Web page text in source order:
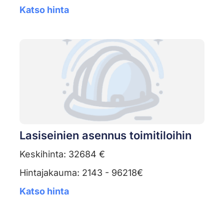
Katso hinta
Lasiseinien asennus toimitiloihin
Keskihinta: 32684 €
Hintajakauma: 2143 - 96218€
Katso hinta